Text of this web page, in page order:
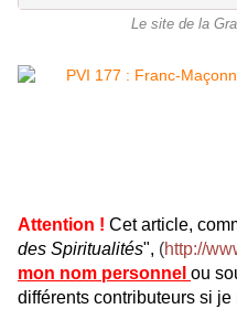
Le site de la
Attention ! Cet article,
des Spiritualités", (http://
mon nom personnel ou
différents contributeurs si